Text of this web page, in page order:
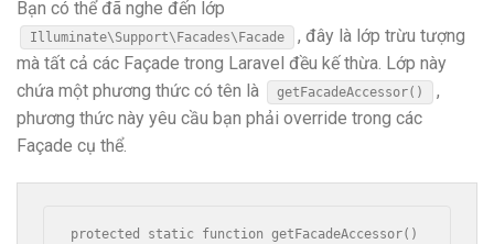
Bạn có thể đã nghe đến lớp
Illuminate\Support\Facades\Facade
, đây là lớp trừu tượng
mà tất cả các Façade trong Laravel đều kế thừa. Lớp này
chứa một phương thức có tên là
getFacadeAccessor()
,
phương thức này yêu cầu bạn phải override trong các
Façade cụ thể.
protected static function getFacadeAccessor()